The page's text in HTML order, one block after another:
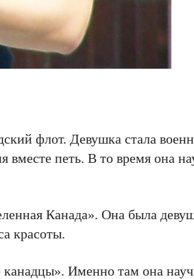
флот. Девушка стала
петь. В то время она
Канада». Она была
красоты.
Именно там она